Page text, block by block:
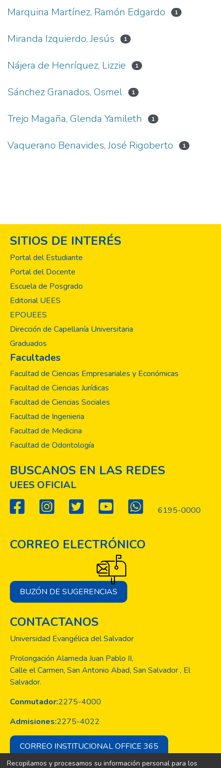
Marquina Martínez, Ramón Edgardo 1
Miranda Izquierdo, Jesús 1
Nájera de Henríquez, Lizzie 1
Sánchez Granados, Osmel 1
Trejo Magaña, Glenda Yamileth 1
Vaquerano Benavides, José Rigoberto 1
SITIOS DE INTERÉS
Portal del Estudiante
Portal del Docente
Escuela de Posgrado
Editorial UEES
EPOUEES
Dirección de Capellanía Universitaria
Graduados
Facultades
Facultad de Ciencias Empresariales y Económicas
Facultad de Ciencias Jurídicas
Facultad de Ciencias Sociales
Facultad de Ingenieria
Facultad de Medicina
Facultad de Odontología
BUSCANOS EN LAS REDES
UEES OFICIAL
6195-0000
CORREO ELECTRÓNICO
BUZÓN DE SUGERENCIAS
CONTACTANOS
Universidad Evangélica del Salvador
Prolongación Alameda Juan Pablo II,
Calle el Carmen, San Antonio Abad, San Salvador , El
Salvador.
Conmutador:2275-4000
Admisiones:2275-4022
CORREO INSTITUCIONAL OFFICE 365
Recopilamos y procesamos su información personal para los